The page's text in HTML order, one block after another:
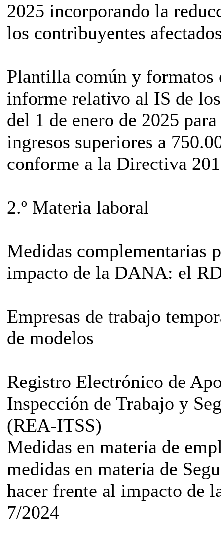
2025 incorporando la
los contribuyentes
Plantilla común y formatos
informe relativo al IS de
del 1 de enero de 2025
ingresos superiores a
conforme a la Directiva
2.º Materia laboral
Medidas complementarias
impacto de la DANA: el
Empresas de trabajo
de modelos
Registro Electrónico de
Inspección de Trabajo y
(REA-ITSS)
Medidas en materia de
medidas en materia de
hacer frente al impacto de
7/2024